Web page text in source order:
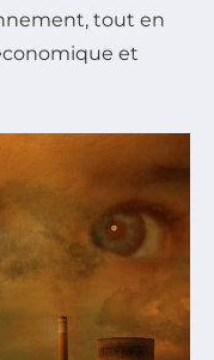
tout en
et